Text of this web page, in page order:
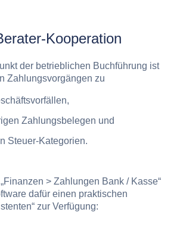
Kooperation
der betrieblichen Buchführung ist
Zahlungsvorgängen zu
Zahlungsbelegen und
Steuer-Kategorien.
> Zahlungen Bank / Kasse“
dafür einen praktischen
zur Verfügung: